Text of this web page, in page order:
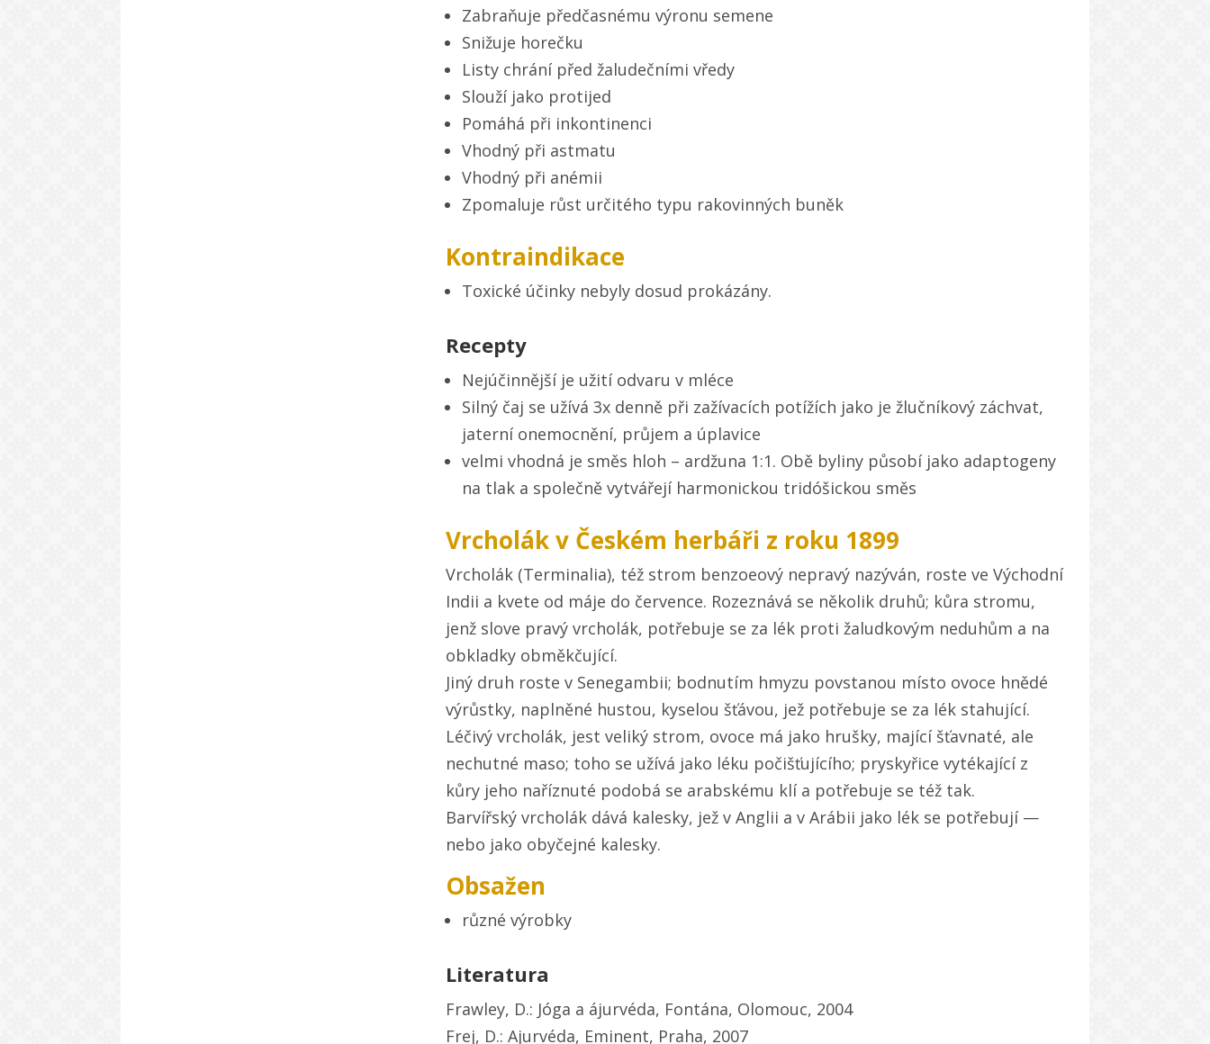
Zabraňuje předčasnému výronu semene
Snižuje horečku
Listy chrání před žaludečními vředy
Slouží jako protijed
Pomáhá při inkontinenci
Vhodný při astmatu
Vhodný při anémii
Zpomaluje růst určitého typu rakovinných buněk
Kontraindikace
Toxické účinky nebyly dosud prokázány.
Recepty
Nejúčinnější je užití odvaru v mléce
Silný čaj se užívá 3x denně při zažívacích potížích jako je žlučníkový záchvat,
jaterní onemocnění, průjem a úplavice
velmi vhodná je směs hloh – ardžuna 1:1. Obě byliny působí jako adaptogeny
na tlak a společně vytvářejí harmonickou tridóšickou směs
Vrcholák v Českém herbáři z roku 1899
Vrcholák (Terminalia), též strom benzoeový nepravý nazýván, roste ve Východní
Indii a kvete od máje do července. Rozeznává se několik druhů; kůra stromu,
jenž slove pravý vrcholák, potřebuje se za lék proti žaludkovým neduhům a na
obkladky obměkčující.
Jiný druh roste v Senegambii; bodnutím hmyzu povstanou místo ovoce hnědé
výrůstky, naplněné hustou, kyselou šťávou, jež potřebuje se za lék stahující.
Léčivý vrcholák, jest veliký strom, ovoce má jako hrušky, mající šťavnaté, ale
nechutné maso; toho se užívá jako léku počišťujícího; pryskyřice vytékající z
kůry jeho naříznuté podobá se arabskému klí a potřebuje se též tak.
Barvířský vrcholák dává kalesky, jež v Anglii a v Arábii jako lék se potřebují —
nebo jako obyčejné kalesky.
Obsažen
různé výrobky
Literatura
Frawley, D.: Jóga a ájurvéda, Fontána, Olomouc, 2004
Frej, D.: Ajurvéda, Eminent, Praha, 2007